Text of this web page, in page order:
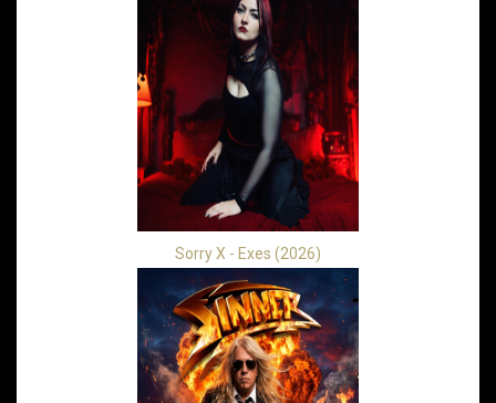
Sorry X - Exes (2026)